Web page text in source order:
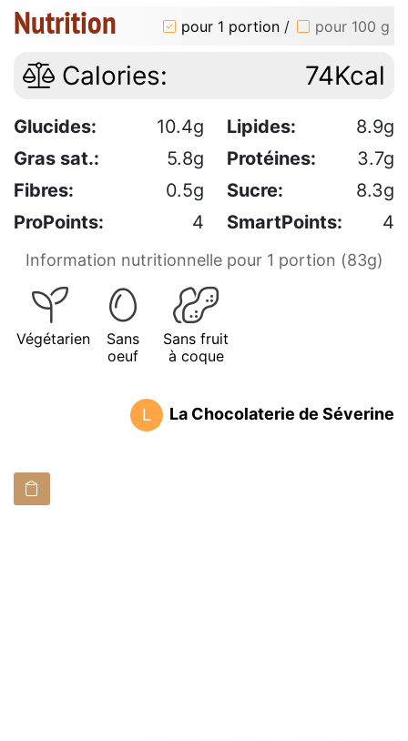
Nutrition pour 1 portion / pour 100 g
Calories: 74Kcal
Glucides: 10.4g Lipides:
8.9g
Gras sat.:
5.8g Protéines:
3.7g
Fibres:
0.5g Sucre:
8.3g
ProPoints:
4 SmartPoints: 4
Information nutritionnelle pour 1 portion (83g)
Végétarien
Sans
oeuf
Sans fruit
à coque
L La Chocolaterie de Séverine